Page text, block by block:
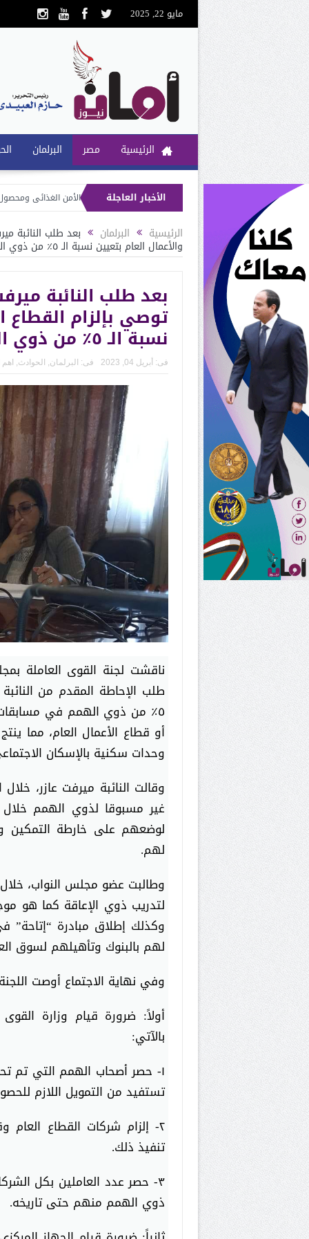
مايو 22, 2025
الرئيسية مصر البرلمان
الأخبار العاجلة
سحر صدقي: الرئيس السيسى حريص على تحقيق الأمن الغذائى ومحصول القمح
لتنظيم الاتصالات يستجيب لسحر صدقي بتوصيل الفايبر لقرية العوامر بني برزه
الرئيسية البرلمان بعد طلب النائبة
والأعمال العام بتعيين نسبة الـ ٥٪ من ذوي الهمم
بعد طلب النائبة
توصي بإلزام القطاع
نسبة الـ ٥٪ من ذوي الهمم
فى: أبريل 04, 2023 فى: البرلمان الحوادث اهم
ناقشت لجنة القوى العاملة
طلب الإحاطة المقدم من
٥٪ من ذوي الهمم في
أو قطاع الأعمال العام، مما
وحدات سكنية بالإسكان
وقالت النائبة ميرفت عازر،
غير مسبوقا لذوي الهمم خلال
لوضعهم على خارطة التمكين
لهم.
وطالبت عضو مجلس النواب،
لتدريب ذوي الإعاقة كما هو
وكذلك إطلاق مبادرة
لهم بالبنوك وتأهيلهم لسوق
وفي نهاية الاجتماع أوصت
أولاً: ضرورة قيام وزارة
بالآتي:
١- حصر أصحاب الهمم التي تم
تستفيد من التمويل اللازم
تنفيذ ذلك.
٣- حصر عدد العاملين بكل
ذوي الهمم منهم حتى تاريخه.